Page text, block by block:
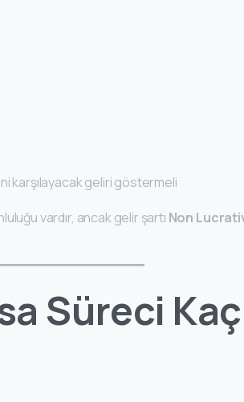
karşılayacak geliri göstermeli
vardır, ancak gelir şartı Non
Süreci